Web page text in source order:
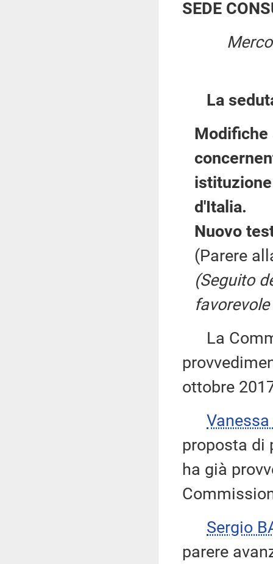
SEDE
La
Modifiche
d'Italia.
Nuovo
(Parere
(Seguito
La
ottobre
proposta di
ha già
Sergio
parere